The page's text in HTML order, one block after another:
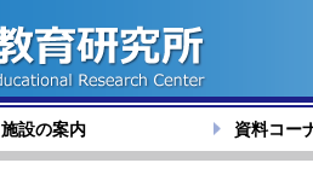
施設の案内 資料コー